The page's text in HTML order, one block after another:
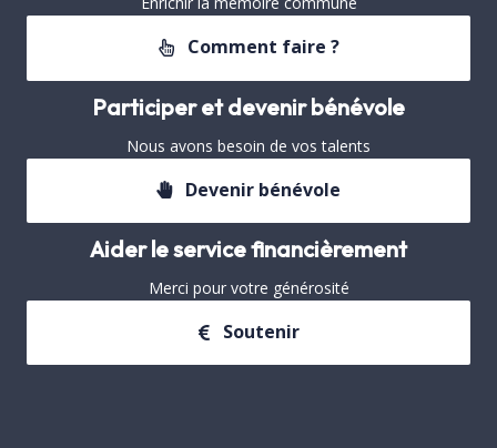
Comment faire ?
Participer et devenir bénévole
Nous avons besoin de vos talents
Devenir bénévole
Aider le service financièrement
Merci pour votre générosité
Soutenir